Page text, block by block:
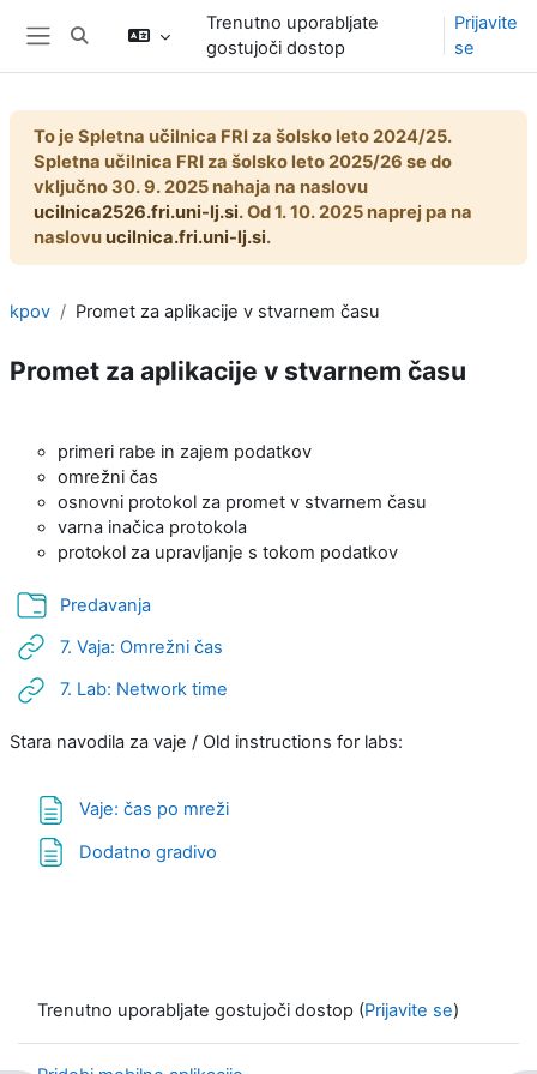
Preskoči na glavno vsebino
Preklopi iskalni vnos
Trenutno uporabljate
gostujoči dostop
Prijavite
se
To je Spletna učilnica FRI za šolsko leto 2024/25.
Spletna učilnica FRI za šolsko leto 2025/26 se do
vključno 30. 9. 2025 nahaja na naslovu
ucilnica2526.fri.uni-lj.si. Od 1. 10. 2025 naprej pa na
naslovuucilnica.fri.uni-lj.si.
kpov Promet za aplikacije v stvarnem času
Promet za aplikacije v stvarnem času
primeri rabe in zajem podatkov
omrežni čas
osnovni protokol za promet v stvarnem času
varna inačica protokola
protokol za upravljanje s tokom podatkov
PredavanjaMapa
7. Vaja: Omrežni časURL
7. Lab: Network timeURL
Stara navodila za vaje / Old instructions for labs:
Vaje: čas po mrežiStran
Dodatno gradivoStran
Trenutno uporabljate gostujoči dostop (Prijavite se)